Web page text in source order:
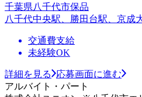
千葉県八千代市保品
八千代中央駅、勝田台駅、京成
交通費支給
未経験OK
詳細を見る
応募画面に進む
アルバイト・パート